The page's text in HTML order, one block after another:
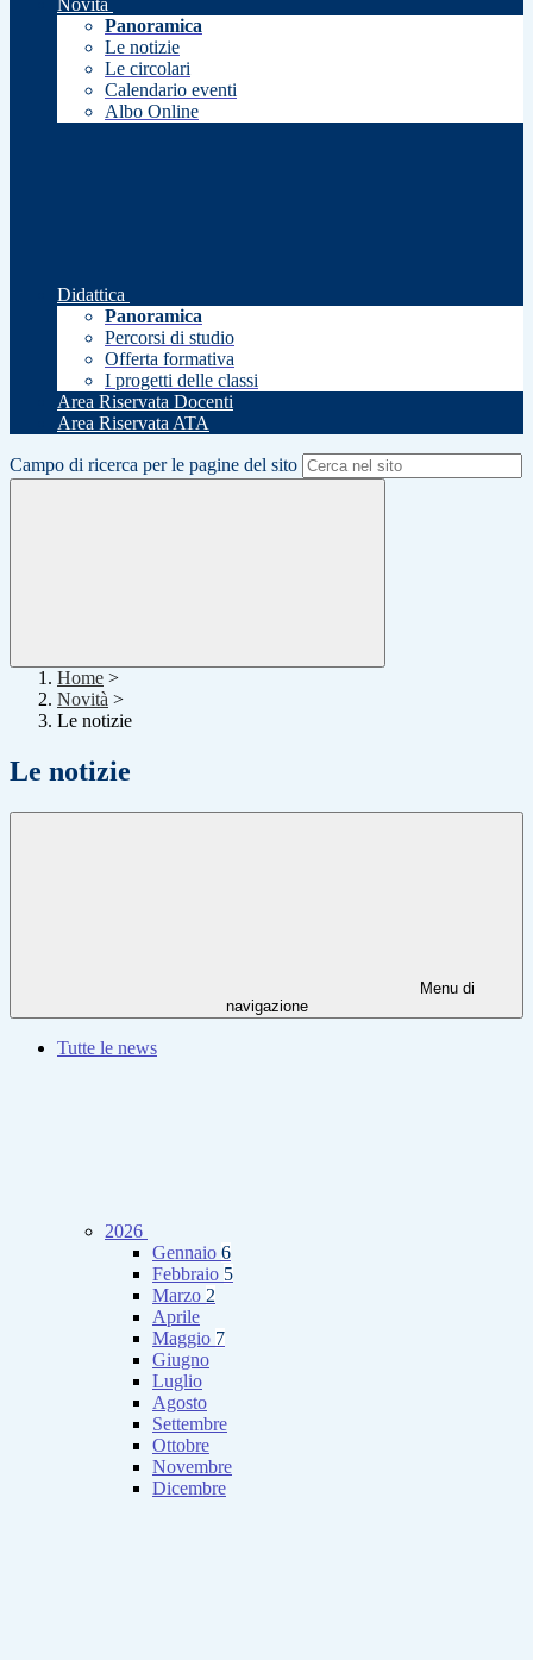
Novità
Panoramica
Le notizie
Le circolari
Calendario eventi
Albo Online
Didattica
Panoramica
Percorsi di studio
Offerta formativa
I progetti delle classi
Area Riservata Docenti
Area Riservata ATA
Campo di ricerca per le pagine del sito
Home >
Novità >
Le notizie
Le notizie
Menu di
navigazione
Tutte le news
2026
Gennaio 6
Febbraio 5
Marzo 2
Aprile
Maggio 7
Giugno
Luglio
Agosto
Settembre
Ottobre
Novembre
Dicembre